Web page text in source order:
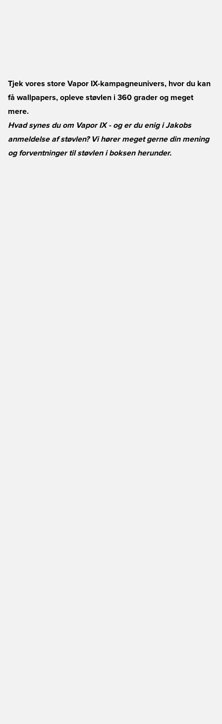
Tjek vores store Vapor IX-kampagneunivers, hvor du kan
få wallpapers, opleve støvlen i 360 grader og meget
mere.
Hvad synes du om Vapor IX - og er du enig i Jakobs
anmeldelse af støvlen? Vi hører meget gerne din mening
og forventninger til støvlen i boksen herunder.